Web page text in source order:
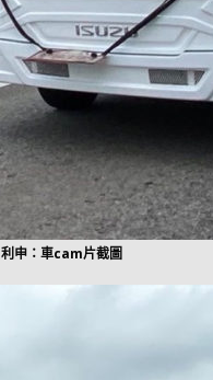
利申：車cam片截圖